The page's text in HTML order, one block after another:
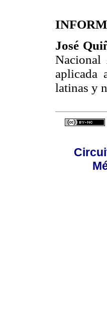
José
aplicada
latinas y